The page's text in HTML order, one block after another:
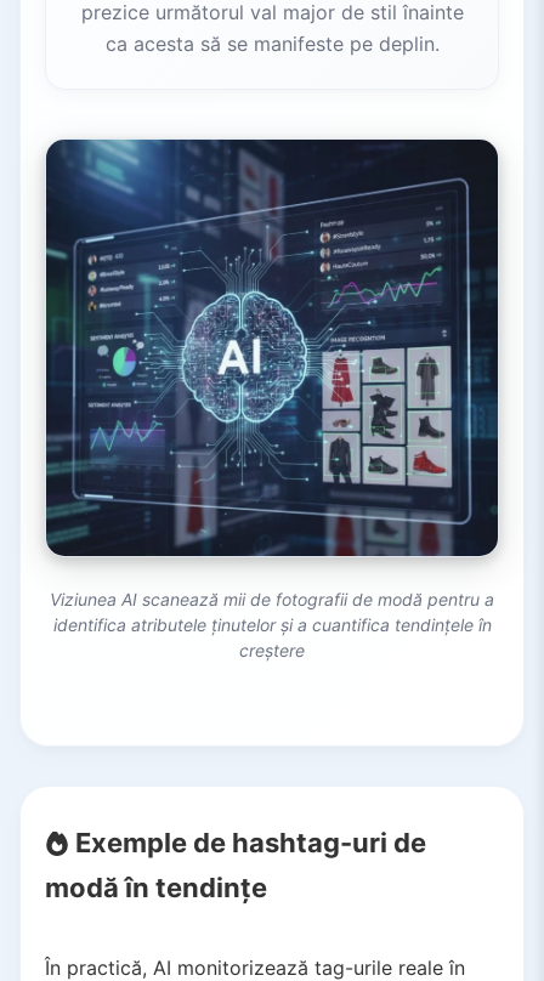
prezice următorul val major de stil înainte
ca acesta să se manifeste pe deplin.
Viziunea AI scanează mii de fotografii de modă pentru a
identifica atributele ținutelor și a cuantifica tendințele în
creștere
Exemple de hashtag-uri de
modă în tendințe
În practică, AI monitorizează tag-urile reale în